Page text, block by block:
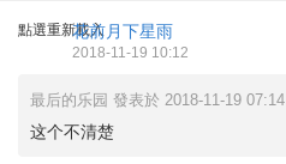
點選重新載入花前月下星雨
2018-11-19 10:12
最后的乐园 發表於 2018-11-19 07:14
这个不清楚